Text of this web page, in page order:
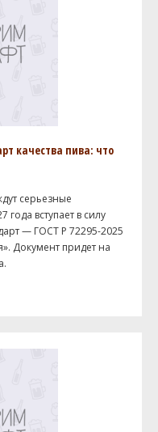
качества пива: что
серьезные
года вступает в силу
— ГОСТ Р 72295-2025
Документ придет на